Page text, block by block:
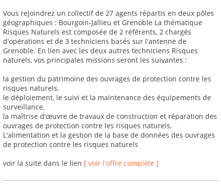
Vous rejoindrez un collectif de 27 agents répartis en deux pôles
géographiques : Bourgoin-Jallieu et Grenoble La thématique
Risques Naturels est composée de 2 référents, 2 chargés
d'opérations et de 3 techniciens basés sur l'antenne de
Grenoble. En lien avec les deux autres techniciens Risques
naturels, vos principales missions seront les suivantes :
la gestion du patrimoine des ouvrages de protection contre les
risques naturels,
le déploiement, le suivi et la maintenance des équipements de
surveillance,
la maîtrise d'œuvre de travaux de construction et réparation des
ouvrages de protection contre les risques naturels,
L'alimentation et la gestion de la base de données des ouvrages
de protection contre les risques naturels
voir la suite dans le lien [ voir l'offre complète ]